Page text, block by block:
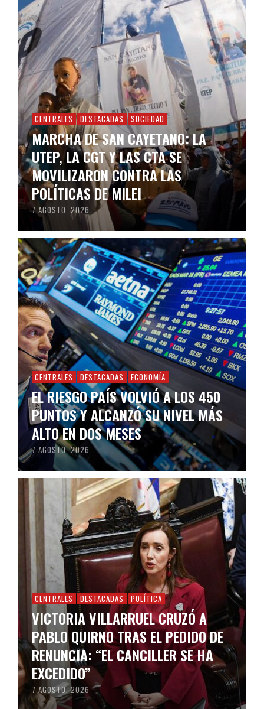
CENTRALES DESTACADAS SOCIEDAD
MARCHA DE SAN CAYETANO: LA
UTEP, LA CGT Y LAS CTA SE
MOVILIZARON CONTRA LAS
POLÍTICAS DE MILEI
7 AGOSTO, 2026
CENTRALES DESTACADAS ECONOMÍA
EL RIESGO PAÍS VOLVIÓ A LOS 450
PUNTOS Y ALCANZÓ SU NIVEL MÁS
ALTO EN DOS MESES
7 AGOSTO, 2026
CENTRALES DESTACADAS POLÍTICA
VICTORIA VILLARRUEL CRUZÓ A
PABLO QUIRNO TRAS EL PEDIDO DE
RENUNCIA: “EL CANCILLER SE HA
EXCEDIDO”
7 AGOSTO, 2026